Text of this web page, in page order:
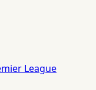
League